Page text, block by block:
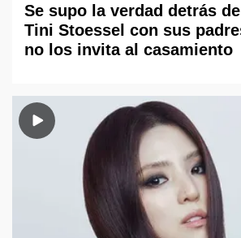
Se supo la verdad detrás
Tini Stoessel con sus
no los invita al casamiento